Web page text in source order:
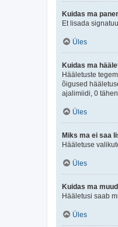
Kuidas ma
Et lisada
Üles
Kuidas ma
Hääletuste
õigused
ajalimiidi, 0
Üles
Miks ma ei saa
Hääletuse
Üles
Kuidas ma
Hääletusi saab
Üles